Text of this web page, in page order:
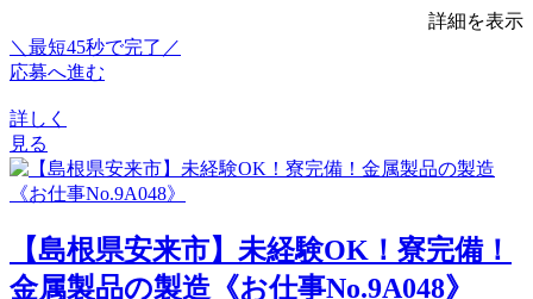
詳細を表示
＼最短45秒で完了／
応募へ進む
詳しく
見る
【島根県安来市】未経験OK！寮完備！
金属製品の製造《お仕事No.9A048》